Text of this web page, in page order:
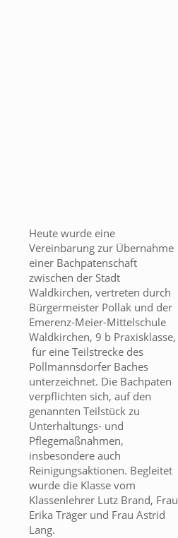
Heute wurde eine
Vereinbarung zur Übernahme
einer Bachpatenschaft
zwischen der Stadt
Waldkirchen, vertreten durch
Bürgermeister Pollak und der
Emerenz-Meier-Mittelschule
Waldkirchen, 9 b Praxisklasse,
für eine Teilstrecke des
Pollmannsdorfer Baches
unterzeichnet. Die Bachpaten
verpflichten sich, auf den
genannten Teilstück zu
Unterhaltungs- und
Pflegemaßnahmen,
insbesondere auch
Reinigungsaktionen. Begleitet
wurde die Klasse vom
Klassenlehrer Lutz Brand, Frau
Erika Träger und Frau Astrid
Lang.